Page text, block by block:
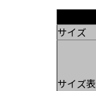
サイズ
サイズ表